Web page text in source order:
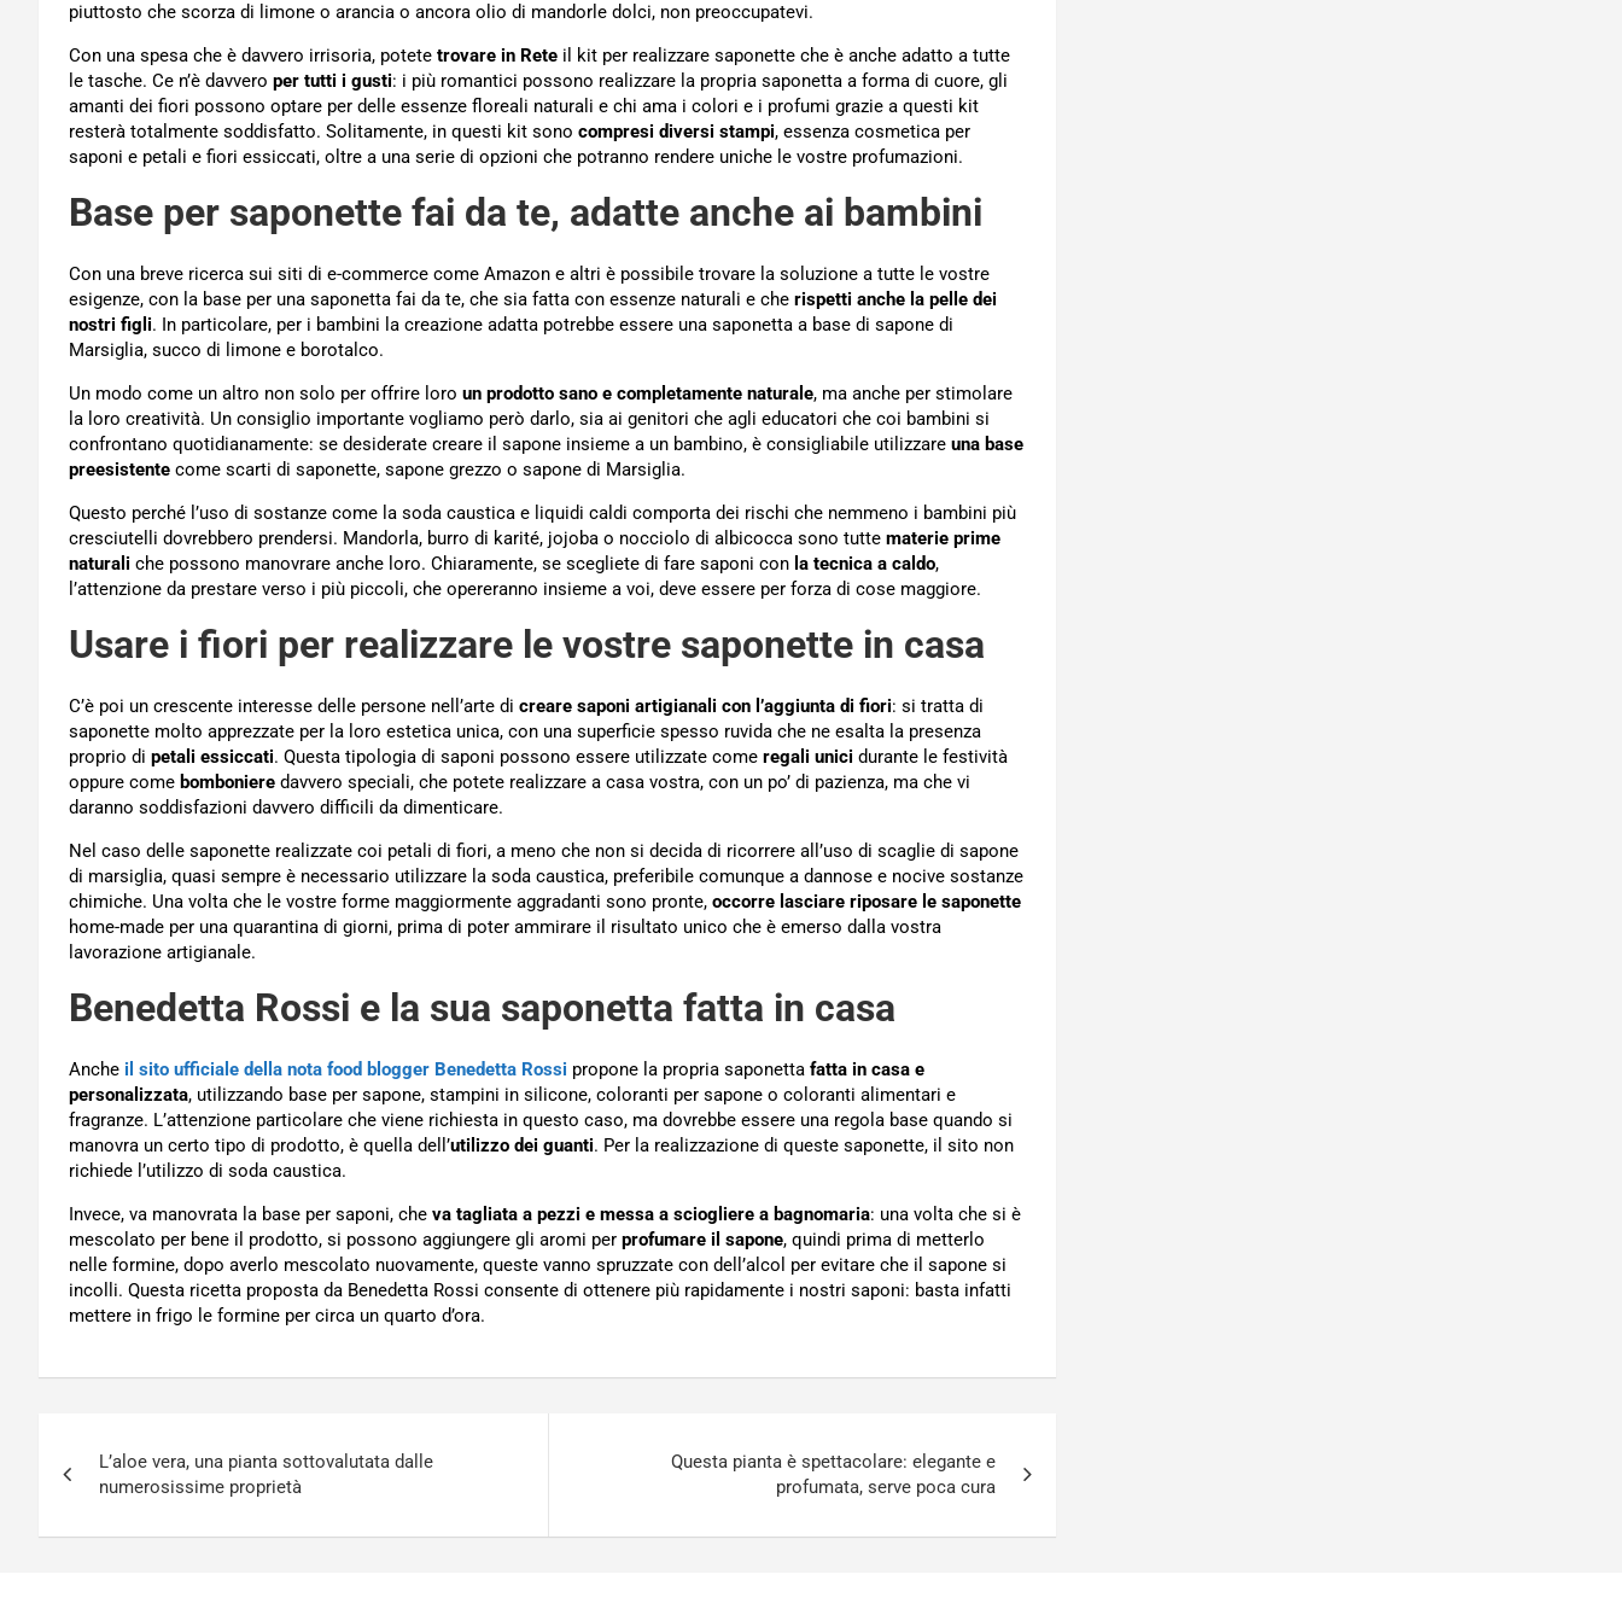
piuttosto che scorza di limone o arancia o ancora olio di mandorle dolci, non preoccupatevi.
Con una spesa che è davvero irrisoria, potete trovare in Rete il kit per realizzare saponette che è anche adatto a tutte
le tasche. Ce n’è davvero per tutti i gusti: i più romantici possono realizzare la propria saponetta a forma di cuore, gli
amanti dei fiori possono optare per delle essenze floreali naturali e chi ama i colori e i profumi grazie a questi kit
resterà totalmente soddisfatto. Solitamente, in questi kit sono compresi diversi stampi, essenza cosmetica per
saponi e petali e fiori essiccati, oltre a una serie di opzioni che potranno rendere uniche le vostre profumazioni.
Base per saponette fai da te, adatte anche ai bambini
Con una breve ricerca sui siti di e-commerce come Amazon e altri è possibile trovare la soluzione a tutte le vostre
esigenze, con la base per una saponetta fai da te, che sia fatta con essenze naturali e che rispetti anche la pelle dei
nostri figli. In particolare, per i bambini la creazione adatta potrebbe essere una saponetta a base di sapone di
Marsiglia, succo di limone e borotalco.
Un modo come un altro non solo per offrire loro un prodotto sano e completamente naturale, ma anche per stimolare
la loro creatività. Un consiglio importante vogliamo però darlo, sia ai genitori che agli educatori che coi bambini si
confrontano quotidianamente: se desiderate creare il sapone insieme a un bambino, è consigliabile utilizzare una base
preesistente come scarti di saponette, sapone grezzo o sapone di Marsiglia.
Questo perché l’uso di sostanze come la soda caustica e liquidi caldi comporta dei rischi che nemmeno i bambini più
cresciutelli dovrebbero prendersi. Mandorla, burro di karité, jojoba o nocciolo di albicocca sono tutte materie prime
naturali che possono manovrare anche loro. Chiaramente, se scegliete di fare saponi con la tecnica a caldo,
l’attenzione da prestare verso i più piccoli, che opereranno insieme a voi, deve essere per forza di cose maggiore.
Usare i fiori per realizzare le vostre saponette in casa
C’è poi un crescente interesse delle persone nell’arte di creare saponi artigianali con l’aggiunta di fiori: si tratta di
saponette molto apprezzate per la loro estetica unica, con una superficie spesso ruvida che ne esalta la presenza
proprio di petali essiccati. Questa tipologia di saponi possono essere utilizzate come regali unici durante le festività
oppure come bomboniere davvero speciali, che potete realizzare a casa vostra, con un po’ di pazienza, ma che vi
daranno soddisfazioni davvero difficili da dimenticare.
Nel caso delle saponette realizzate coi petali di fiori, a meno che non si decida di ricorrere all’uso di scaglie di sapone
di marsiglia, quasi sempre è necessario utilizzare la soda caustica, preferibile comunque a dannose e nocive sostanze
chimiche. Una volta che le vostre forme maggiormente aggradanti sono pronte, occorre lasciare riposare le saponette
home-made per una quarantina di giorni, prima di poter ammirare il risultato unico che è emerso dalla vostra
lavorazione artigianale.
Benedetta Rossi e la sua saponetta fatta in casa
Anche il sito ufficiale della nota food blogger Benedetta Rossi propone la propria saponetta fatta in casa e
personalizzata, utilizzando base per sapone, stampini in silicone, coloranti per sapone o coloranti alimentari e
fragranze. L’attenzione particolare che viene richiesta in questo caso, ma dovrebbe essere una regola base quando si
manovra un certo tipo di prodotto, è quella dell’utilizzo dei guanti. Per la realizzazione di queste saponette, il sito non
richiede l’utilizzo di soda caustica.
Invece, va manovrata la base per saponi, che va tagliata a pezzi e messa a sciogliere a bagnomaria: una volta che si è
mescolato per bene il prodotto, si possono aggiungere gli aromi per profumare il sapone, quindi prima di metterlo
nelle formine, dopo averlo mescolato nuovamente, queste vanno spruzzate con dell’alcol per evitare che il sapone si
incolli. Questa ricetta proposta da Benedetta Rossi consente di ottenere più rapidamente i nostri saponi: basta infatti
mettere in frigo le formine per circa un quarto d’ora.
articoli
L’aloe vera, una pianta sottovalutata dalle
numerosissime proprietà
Questa pianta è spettacolare: elegante e
profumata, serve poca cura